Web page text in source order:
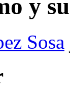
y
Sosa